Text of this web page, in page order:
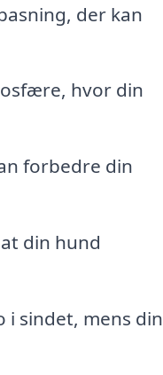
der kan
hvor din
forbedre din
din hund
sindet, mens din